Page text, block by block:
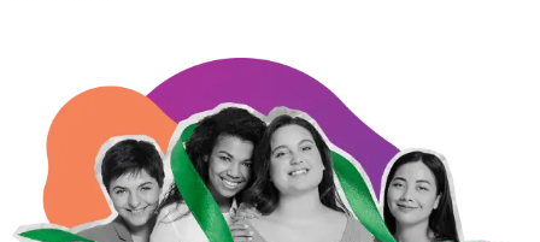
Carmen de Chucurí,mientras se capacitaban
sobre violencia sexual y violencia política
simbolizan a las mujeres que ya no están, así
como la necesidad urgente de proteger a
aquellas que aún están en riesgo.